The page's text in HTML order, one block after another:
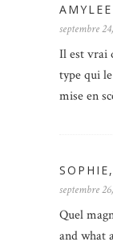
AMYLEE
septembre
Il est vrai
type qui
mise en
septembre
Quel
and what